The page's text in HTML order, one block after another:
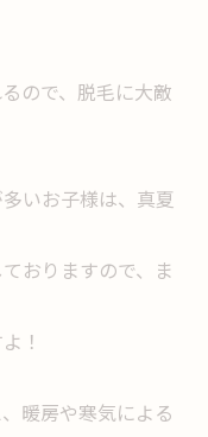
ので、脱毛に大敵
いお子様は、真夏
おりますので、ま
！
暖房や寒気による